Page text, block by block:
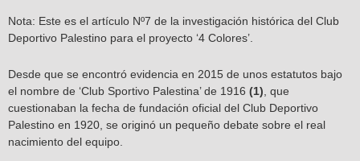
Nota: Este es el artículo Nº7 de la investigación histórica del Club
Deportivo Palestino para el proyecto ‘4 Colores’.
Desde que se encontró evidencia en 2015 de unos estatutos bajo
el nombre de ‘Club Sportivo Palestina’ de 1916 (1) , que
cuestionaban la fecha de fundación oficial del Club Deportivo
Palestino en 1920, se originó un pequeño debate sobre el real
nacimiento del equipo.